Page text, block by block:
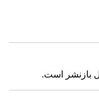
بازنشر است.